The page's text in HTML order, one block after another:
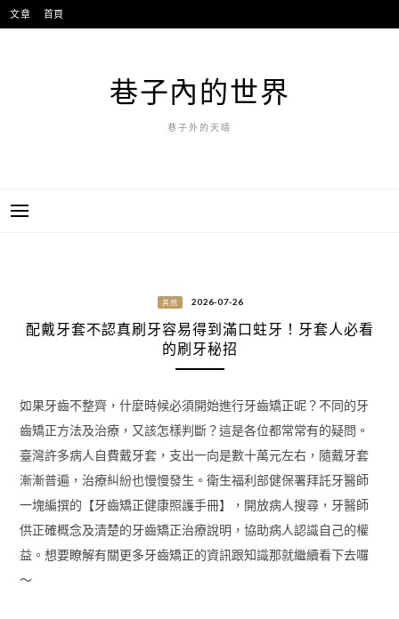
跳
至
文章 首頁
巷子內的世界
巷子外的天晴
其他 2026-07-26
配戴牙套不認真刷牙容易得到滿口蛀牙！牙套人必看
的刷牙秘招
如果牙齒不整齊，什麼時候必須開始進行牙齒矯正呢？不同的牙
齒矯正方法及治療，又該怎樣判斷？這是各位都常常有的疑問。
臺灣許多病人自費戴牙套，支出一向是數十萬元左右，隨戴牙套
漸漸普遍，治療糾紛也慢慢發生。衛生福利部健保署拜託牙醫師
一塊編撰的【牙齒矯正健康照護手冊】，開放病人搜尋，牙醫師
供正確概念及清楚的牙齒矯正治療說明，協助病人認識自己的權
益。想要瞭解有關更多牙齒矯正的資訊跟知識那就繼續看下去囉
～